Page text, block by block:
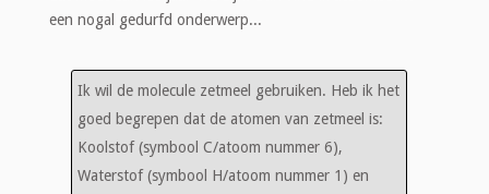
een nogal gedurfd onderwerp...
Ik wil de molecule zetmeel gebruiken. Heb ik het
goed begrepen dat de atomen van zetmeel is:
Koolstof (symbool C/atoom nummer 6),
Waterstof (symbool H/atoom nummer 1) en